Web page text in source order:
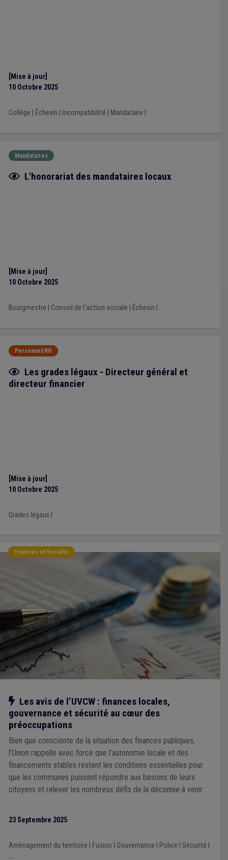
[Mise à jour]
10 Octobre 2025
Collège Échevin Incompatibilité Mandataire
Mandataires
Fiche focus
L'honorariat des mandataires locaux
[Mise à jour]
10 Octobre 2025
Bourgmestre Conseil de l'action sociale Échevin
Personnel/RH
Fiche focus
Les grades légaux - Directeur général et
directeur financier
[Mise à jour]
10 Octobre 2025
Grades légaux|
Finances et fiscalité
Notre action
Les avis de l’UVCW : finances locales,
gouvernance et sécurité au cœur des
préoccupations
Bien que consciente de la situation des finances publiques,
l’Union rappelle avec force que l’autonomie locale et des
financements stables restent les conditions essentielles pour
que les communes puissent répondre aux besoins de leurs
citoyens et relever les nombreux défis de la décennie à venir.
23 Septembre 2025
Aménagement du territoire Fusion Gouvernance Police Sécurité
...